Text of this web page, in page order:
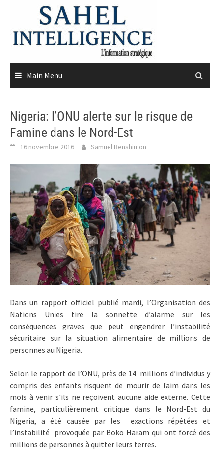
content
Main Menu
Nigeria: l’ONU alerte sur le risque de
Famine dans le Nord-Est
16 novembre 2016 Samuel Benshimon
Dans un rapport officiel publié mardi, l’Organisation des
Nations Unies tire la sonnette d’alarme sur les
conséquences graves que peut engendrer l’instabilité
sécuritaire sur la situation alimentaire de millions de
personnes au Nigeria.
Selon le rapport de l’ONU, près de 14 millions d’individus y
compris des enfants risquent de mourir de faim dans les
mois à venir s’ils ne reçoivent aucune aide externe. Cette
famine, particulièrement critique dans le Nord-Est du
Nigeria, a été causée par les exactions répétées et
l’instabilité provoquée par Boko Haram qui ont forcé des
millions de personnes à quitter leurs terres.